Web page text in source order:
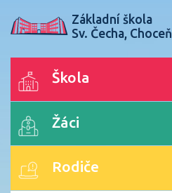
Základní škola
Sv. Čecha, Choceň
Škola
Žáci
Rodiče